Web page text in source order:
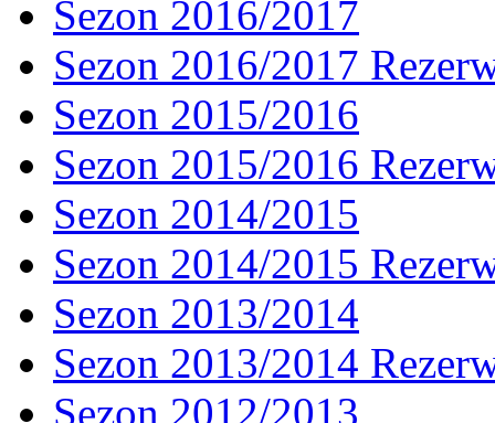
Sezon 2016/2017
Sezon 2016/2017
Sezon 2015/2016
Sezon 2015/2016
Sezon 2014/2015
Sezon 2014/2015
Sezon 2013/2014
Sezon 2013/2014
Sezon 2012/2013